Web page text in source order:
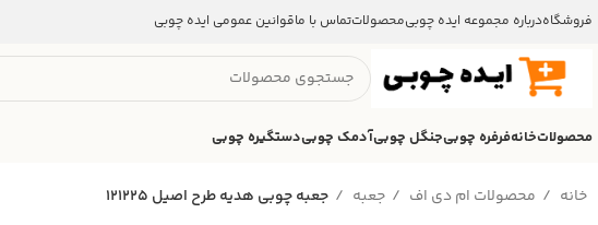
فروشگاهدرباره مجموعه ایده چوبیمحصولاتتماس با ماقوانین عمومی ایده چوبی
محصولاتخانهفرفره چوبیجنگل چوبیآدمک چوبیدستگیره چوبی
خانه محصولات ام دی اف جعبه جعبه چوبی هدیه طرح اصیل 121225